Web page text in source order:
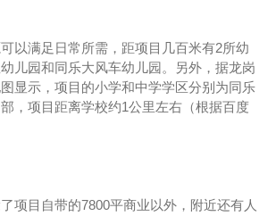
以满足日常所需，距项目几百米有2所幼
儿园和同乐大风车幼儿园。另外，据龙岗
显示，项目的小学和中学学区分别为同乐
，项目距离学校约1公里左右（根据百度
项目自带的7800平商业以外，附近还有人